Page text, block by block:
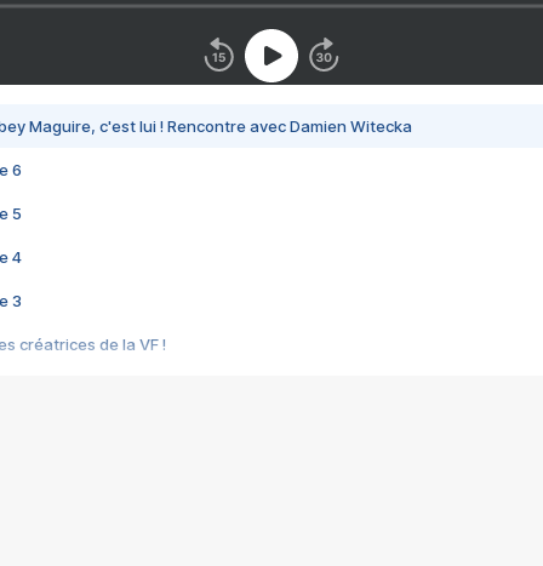
Maguire, c'est lui ! Rencontre avec Damien Witecka
6
5
4
3
créatrices de la VF !